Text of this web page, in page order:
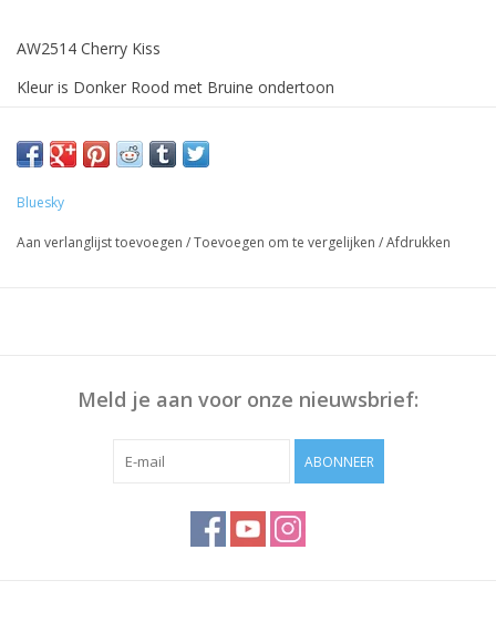
AW2514 Cherry Kiss
Kleur is Donker Rood met Bruine ondertoon
Duw de Nagelriem terug met bokkenpoot, Polijst eventueel het
nageloppervlak en maak deze schoon met Bluesky Cleanser
Veeg het plaklaagje af met Bluesky Cleanser of 70% Alcohol
Bluesky
Aan verlanglijst toevoegen /Toevoegen om te vergelijken /Afdrukken
Meld je aan voor onze nieuwsbrief:
ABONNEER